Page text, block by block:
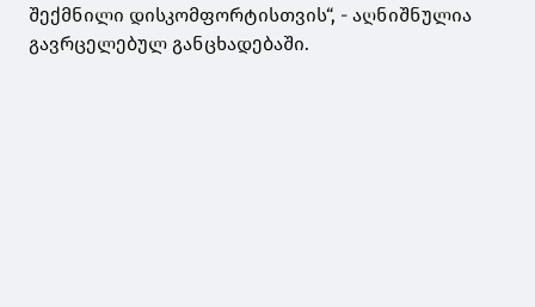
შექმნილი დისკომფორტისთვის“, - აღნიშნულია
გავრცელებულ განცხადებაში.